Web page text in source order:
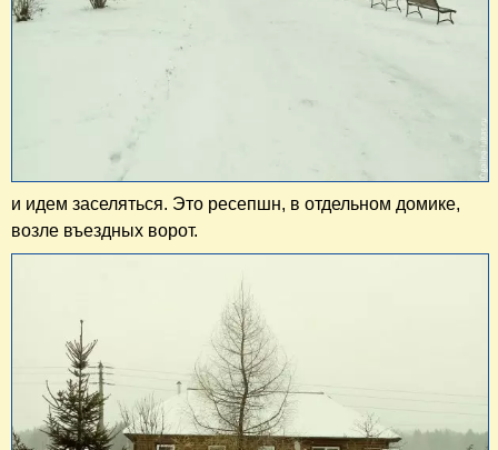
и идем заселяться. Это ресепшн, в отдельном домике,
возле въездных ворот.